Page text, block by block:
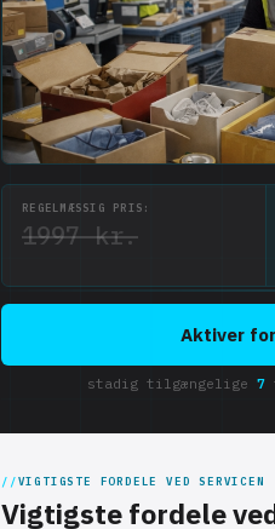
REGELMÆSSIG PRIS:
1997 kr.
Aktiver
stadig tilgængelige 7
VIGTIGSTE FORDELE VED SERVICEN
Vigtigste fordele